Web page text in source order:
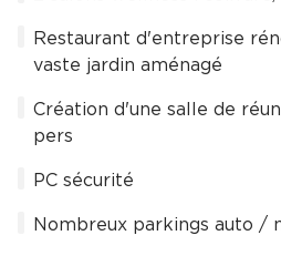
Restaurant d'entreprise
vaste jardin aménagé
Création d'une salle de
pers
PC sécurité
Nombreux parkings auto /